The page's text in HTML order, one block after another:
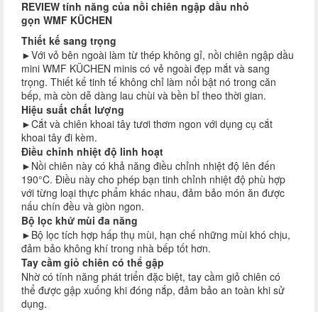
REVIEW tính năng của nồi chiên ngập dầu nhỏ
gọn WMF KÜCHEN
Thiết kế sang trọng
►Với vỏ bên ngoài làm từ thép không gỉ, nồi chiên ngập dầu
mini WMF KÜCHEN minis có vẻ ngoài đẹp mắt và sang
trọng. Thiết kế tinh tế không chỉ làm nổi bật nó trong căn
bếp, mà còn dễ dàng lau chùi và bền bỉ theo thời gian.
Hiệu suất chất lượng
►Cắt và chiên khoai tây tươi thơm ngon với dụng cụ cắt
khoai tây đi kèm.
Điều chỉnh nhiệt độ linh hoạt
► Nồi chiên này có khả năng điều chỉnh nhiệt độ lên đến
190°C. Điều này cho phép bạn tinh chỉnh nhiệt độ phù hợp
với từng loại thực phẩm khác nhau, đảm bảo món ăn được
nấu chín đều và giòn ngon.
Bộ lọc khử mùi đa năng
►Bộ lọc tích hợp hấp thụ mùi, hạn chế những mùi khó chịu,
đảm bảo không khí trong nhà bếp tốt hơn.
Tay cầm giỏ chiên có thể gập
Nhờ có tính năng phát triển đặc biệt, tay cầm giỏ chiên có
thể được gập xuống khi đóng nắp, đảm bảo an toàn khi sử
dụng.